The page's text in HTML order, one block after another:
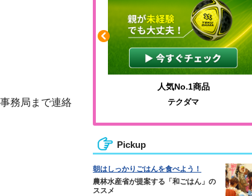
務局まで連絡
グリカバリー
人気No.1商品
テクダマ
Pickup
朝はしっかりごはんを食べよう！
農林水産省が提案する「和ごはん」の
ススメ